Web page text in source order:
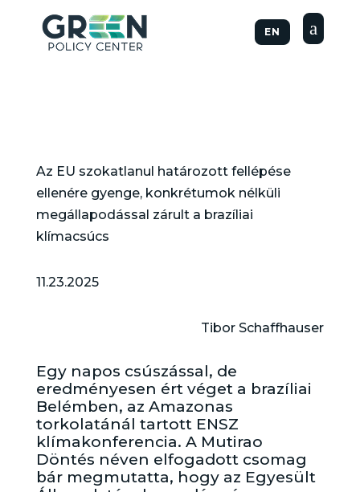
EN a
Az EU szokatlanul határozott fellépése
ellenére gyenge, konkrétumok nélküli
megállapodással zárult a brazíliai
klímacsúcs
11.23.2025
Tibor Schaffhauser
Egy napos csúszással, de
eredményesen ért véget a brazíliai
Belémben, az Amazonas
torkolatánál tartott ENSZ
klímakonferencia. A Mutirao
Döntés néven elfogadott csomag
bár megmutatta, hogy az Egyesült